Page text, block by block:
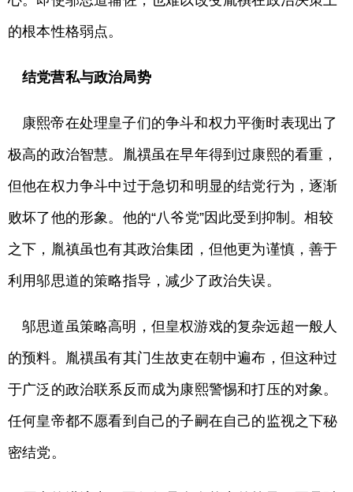
的根本性格弱点。
结党营私与政治局势
康熙帝在处理皇子们的争斗和权力平衡时表现出了
极高的政治智慧。胤禩虽在早年得到过康熙的看重，
但他在权力争斗中过于急切和明显的结党行为，逐渐
败坏了他的形象。他的“八爷党”因此受到抑制。相较
之下，胤禛虽也有其政治集团，但他更为谨慎，善于
利用邬思道的策略指导，减少了政治失误。
邬思道虽策略高明，但皇权游戏的复杂远超一般人
的预料。胤禩虽有其门生故吏在朝中遍布，但这种过
于广泛的政治联系反而成为康熙警惕和打压的对象。
任何皇帝都不愿看到自己的子嗣在自己的监视之下秘
密结党。